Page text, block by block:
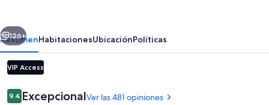
Spa
-
All
inclusive
Siguiente
126+
ResumenHabitacionesUbicaciónPolíticas
VIP Access
Opiniones
9.49.4 de 10,
ExcepcionalVer las 481 opiniones